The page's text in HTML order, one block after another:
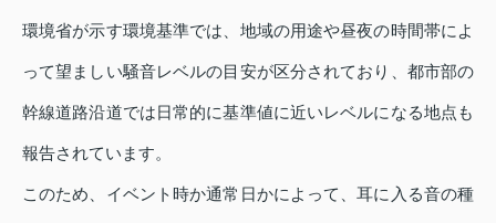
環境省が示す環境基準では、地域の用途や昼夜の時間帯によ
って望ましい騒音レベルの目安が区分されており、都市部の
幹線道路沿道では日常的に基準値に近いレベルになる地点も
報告されています。
このため、イベント時か通常日かによって、耳に入る音の種